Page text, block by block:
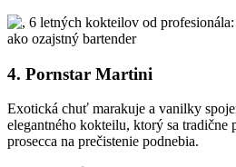
4. Pornstar Martini
Exotická chuť marakuje a vanilky
elegantného kokteilu, ktorý sa tradične
prosecca na prečistenie podnebia.